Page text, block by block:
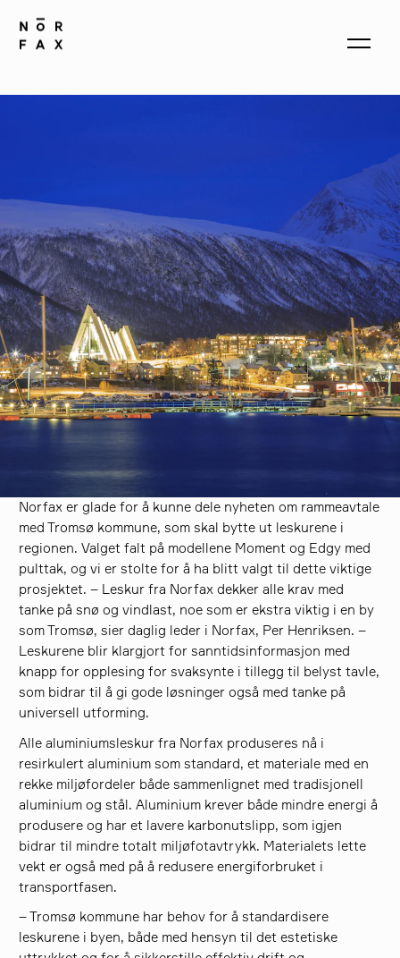
om oss
kontakt
Norfax er glade for å kunne dele nyheten om rammeavtale
med Tromsø kommune, som skal bytte ut leskurene i
regionen. Valget falt på modellene Moment og Edgy med
pulttak, og vi er stolte for å ha blitt valgt til dette viktige
prosjektet. – Leskur fra Norfax dekker alle krav med
tanke på snø og vindlast, noe som er ekstra viktig i en by
som Tromsø, sier daglig leder i Norfax, Per Henriksen. –
Leskurene blir klargjort for sanntidsinformasjon med
knapp for opplesing for svaksynte i tillegg til belyst tavle,
som bidrar til å gi gode løsninger også med tanke på
universell utforming.
Alle aluminiumsleskur fra Norfax produseres nå i
resirkulert aluminium som standard, et materiale med en
rekke miljøfordeler både sammenlignet med tradisjonell
aluminium og stål. Aluminium krever både mindre energi å
produsere og har et lavere karbonutslipp, som igjen
bidrar til mindre totalt miljøfotavtrykk. Materialets lette
vekt er også med på å redusere energiforbruket i
transportfasen.
– Tromsø kommune har behov for å standardisere
leskurene i byen, både med hensyn til det estetiske